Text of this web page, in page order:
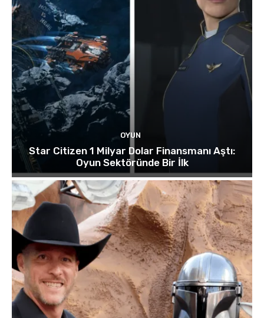
OYUN
Star Citizen 1 Milyar Dolar Finansmanı Aştı:
Oyun Sektöründe Bir İlk